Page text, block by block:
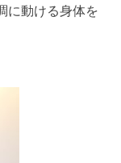
に動ける身体を